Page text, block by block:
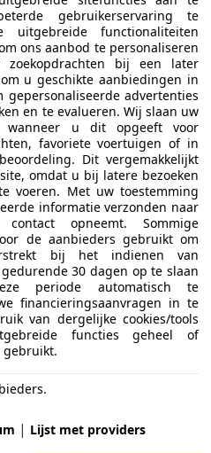
Intense PDC. Climate!
gebruikerservaring te
uitgebreide functionaliteiten
ons aanbod te personaliseren
bij een later
u geschikte aanbiedingen in
advertenties
en te evalueren. Wij slaan uw
wanneer u dit opgeeft voor
favoriete voertuigen of in
Dit vergemakkelijkt
omdat u bij latere bezoeken
voeren. Met uw toestemming
informatie verzonden naar
opneemt. Sommige
de aanbieders gebruikt om
bij het indienen van
30 dagen op te slaan
periode automatisch te
financieringsaanvragen in te
van dergelijke cookies/tools
functies geheel of
| Lijst met providers